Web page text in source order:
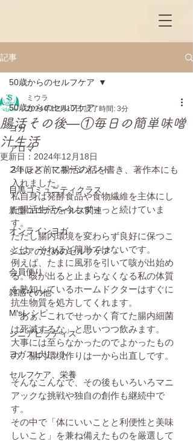
記事
50歳からのセルフケア
ヨガ
アロマ
ストレス・マネージメント
目黒コミュニティクラス
新型コロナウィルス関連
オンラインヨガ
シニアのためのセルフケア
会員便り
雑感その他
M'sレシピ
シニアピラティス
ヨガスピリット
セルフケア、栄養
50歳からのセルフケア
腸活その後—①毎日の簡単味噌
汁生活
ミウラ
2024年12月10日 読了時間: 3分
更新日： 2024年12月18日
2年ほど前に腸活の話を書き、著作本にも
入れました。
私自身は発酵食品や食物繊維を主体にし
た腸活生活を今もず～っと続けていま
す。
ただし腸内環境を変わらず良好に保つこ
とは、それほど簡単ではないです。
例えば、たまに風邪を引いて咳が出始め
る。咳が出ると止まらなくなる私の体質
を熟知しているホームドクターはすぐに
抗生物質を処方してくれます。
「あぁ、これでせっかく育てた腸内細菌
は死滅するな」と思いつつ飲みます。
大事には至らなかったのでよかったもの
の、腸内環境作りは一から出直しです。
そんなこんなで、その後もいろいろマニ
アックな挑戦や独自の創作も継続中で
す。
その中で「体にいいことと利便性と美味
しいこと」を兼ね備えたものを厳選して